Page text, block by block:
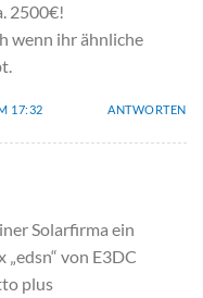
2500€!
wenn ihr ähnliche
17:32 ANTWORTEN
Solarfirma ein
von E3DC
plus